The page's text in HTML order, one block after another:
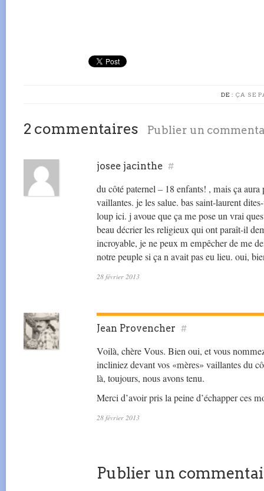
DE : ÇA SE
2 commentaires Publier un
josee jacinthe #
du côté paternel – 18 enfants! , mais ça
vaillantes. je les salue. bas saint-laurent
loup ici. j avoue que ça me pose un vrai
beau décrier les religieux qui ont paraît-il
incroyable, je ne peux m empêcher de me
notre peuple si ça n avait pas eu lieu. oui,
28 février 2013
Jean Provencher #
Voilà, chère Vous. Bien oui, et vous
incliniez devant vos «mères» vaillantes du
là, toujours, nous avons tenu.
Merci d’avoir pris la peine d’échapper ces
28 février 2013
Publier un